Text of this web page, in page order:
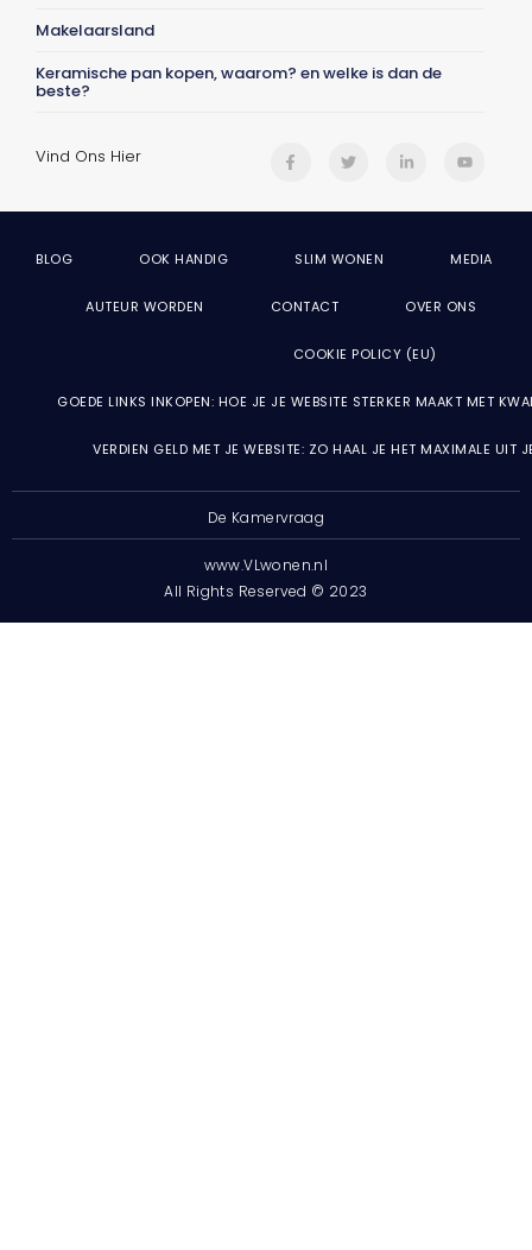
Makelaarsland
Keramische pan kopen, waarom? en welke is dan de
beste?
Vind Ons Hier
BLOG OOK HANDIG SLIM WONEN MEDIA
AUTEUR WORDEN CONTACT OVER ONS
COOKIE POLICY (EU)
GOEDE LINKS INKOPEN: HOE JE JE WEBSITE STERKER MAAKT MET
VERDIEN GELD MET JE WEBSITE: ZO HAAL JE HET MAXIMALE UIT
De Kamervraag
www.VLwonen.nl
All Rights Reserved © 2023